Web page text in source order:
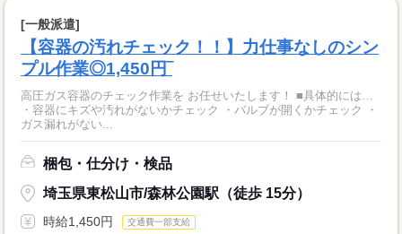
[一般派遣]
【容器の汚れチェック！！】力仕事なしのシン
プル作業◎1,450円‾
高圧ガス容器のチェック作業を お任せいたします！ ■具体的には…
・容器にキズや汚れがないかチェック ・バルブが開くかチェック ・
ガス漏れがない...
梱包・仕分け・検品
埼玉県東松山市/森林公園駅（徒歩 15分）
時給1,450円 交通費一部支給